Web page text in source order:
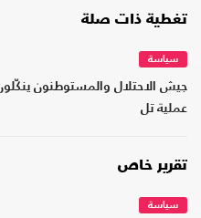
تغطية ذات صلة
سياسة
جيش الاحتلال والمستوطنون
عملية تل
تقرير خاص
سياسة